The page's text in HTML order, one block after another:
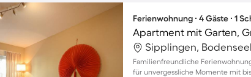
Ferienwohnung ∙ 4 Gäste ∙ 1
Apartment mit Garten,
Sipplingen,
Familienfreundliche
für unvergessliche Momente mit